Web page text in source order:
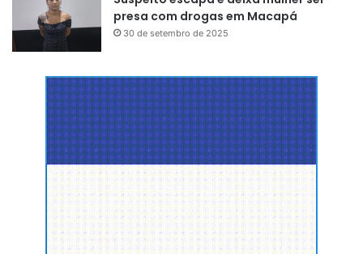
presa com drogas em Macapá
30 de setembro de 2025